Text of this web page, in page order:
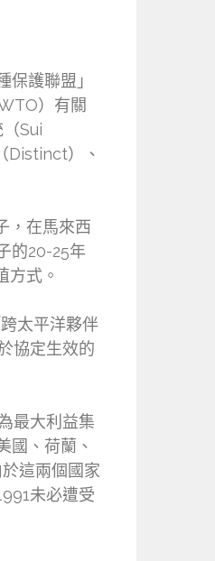
護聯盟」
）有關
Sui
Distinct）、
，在馬來西
的20-25年
方式。
太平洋夥伴
協定生效的
最大利益集
國、荷蘭、
這兩個國家
未必遭受